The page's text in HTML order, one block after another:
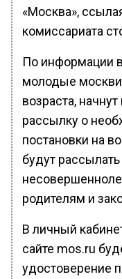
«Москва»,
комиссариата
По информации
молодые
возраста,
рассылку о
постановки на
будут
родителям и
В личный
сайте mos.ru
удостоверение